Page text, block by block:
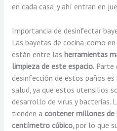
en cada casa, y ahí entran en
Importancia de desinfectar
Las bayetas de cocina, como
están entre las herramientas
limpieza de este espacio.Parte
desinfección de estos paños
salud, ya que estos utensilios
desarrollo de virus y bacterias.
tienden a contener millones de
centímetro cúbico,por lo que